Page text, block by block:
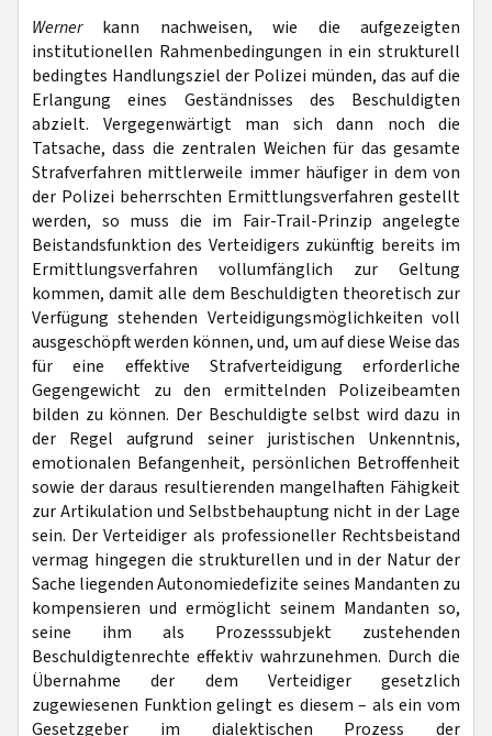
Werner kann nachweisen, wie die aufgezeigten
institutionellen Rahmenbedingungen in ein strukturell
bedingtes Handlungsziel der Polizei münden, das auf die
Erlangung eines Geständnisses des Beschuldigten
abzielt. Vergegenwärtigt man sich dann noch die
Tatsache, dass die zentralen Weichen für das gesamte
Strafverfahren mittlerweile immer häufiger in dem von
der Polizei beherrschten Ermittlungsverfahren gestellt
werden, so muss die im Fair-Trail-Prinzip angelegte
Beistandsfunktion des Verteidigers zukünftig bereits im
Ermittlungsverfahren vollumfänglich zur Geltung
kommen, damit alle dem Beschuldigten theoretisch zur
Verfügung stehenden Verteidigungsmöglichkeiten voll
ausgeschöpft werden können, und, um auf diese Weise das
für eine effektive Strafverteidigung erforderliche
Gegengewicht zu den ermittelnden Polizeibeamten
bilden zu können. Der Beschuldigte selbst wird dazu in
der Regel aufgrund seiner juristischen Unkenntnis,
emotionalen Befangenheit, persönlichen Betroffenheit
sowie der daraus resultierenden mangelhaften Fähigkeit
zur Artikulation und Selbstbehauptung nicht in der Lage
sein. Der Verteidiger als professioneller Rechtsbeistand
vermag hingegen die strukturellen und in der Natur der
Sache liegenden Autonomiedefizite seines Mandanten zu
kompensieren und ermöglicht seinem Mandanten so,
seine ihm als Prozesssubjekt zustehenden
Beschuldigtenrechte effektiv wahrzunehmen. Durch die
Übernahme der dem Verteidiger gesetzlich
zugewiesenen Funktion gelingt es diesem – als ein vom
Gesetzgeber im dialektischen Prozess der